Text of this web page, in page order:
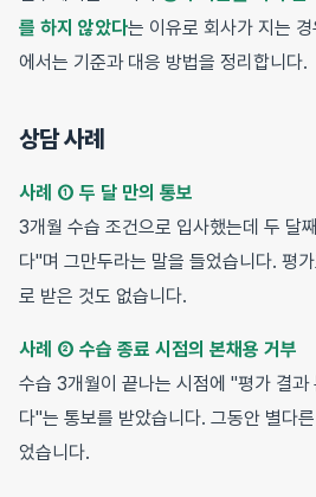
를 하지 않았다는 이유로 회사가 지는
에서는 기준과 대응 방법을 정리합니다.
상담 사례
사례 ① 두 달 만의 통보
3개월 수습 조건으로 입사했는데 두 달
다"며 그만두라는 말을 들었습니다. 평
로 받은 것도 없습니다.
사례 ② 수습 종료 시점의 본채용 거부
수습 3개월이 끝나는 시점에 "평가 결과
다"는 통보를 받았습니다. 그동안 별다
었습니다.